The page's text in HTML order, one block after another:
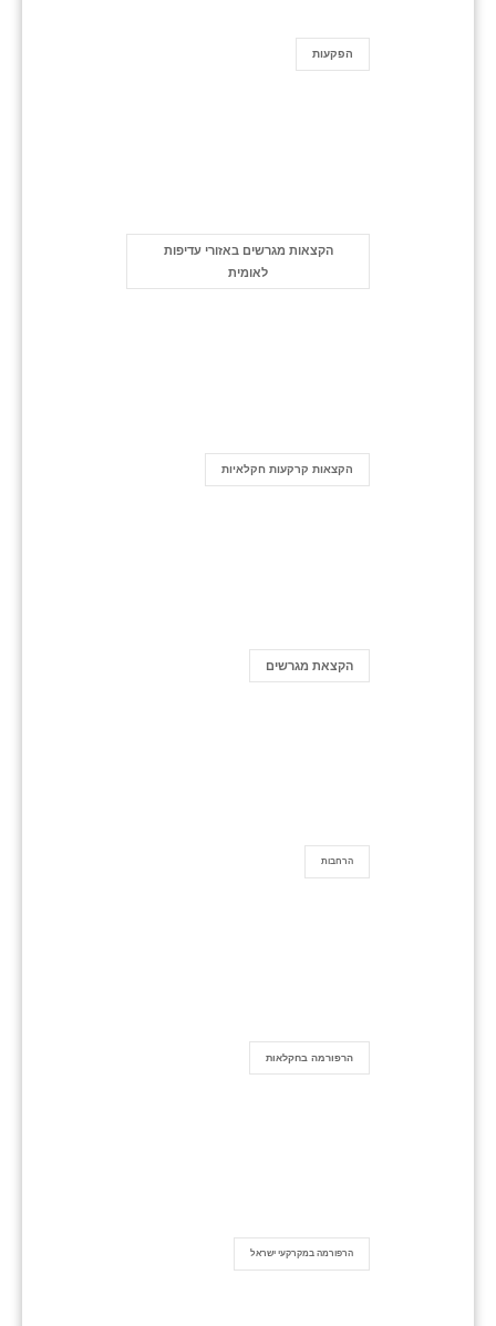
הפקעות
הקצאות מגרשים באזורי עדיפות
לאומית
הקצאות קרקעות חקלאיות
הקצאת מגרשים
הרחבות
הרפורמה בחקלאות
הרפורמה במקרקעי ישראל